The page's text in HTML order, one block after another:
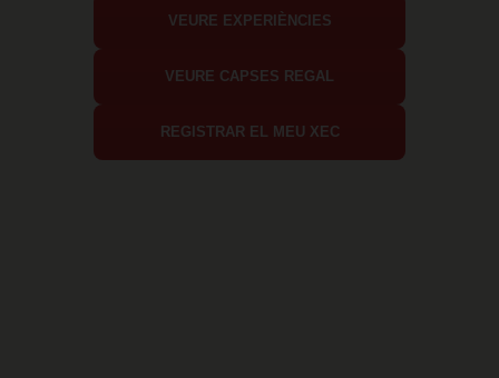
VEURE EXPERIÈNCIES
VEURE CAPSES REGAL
REGISTRAR EL MEU XEC